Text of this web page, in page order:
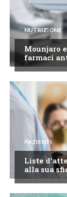
NUTRIZIONE
Mounjaro
farmaci
PAZIENTI
Liste
alla sua